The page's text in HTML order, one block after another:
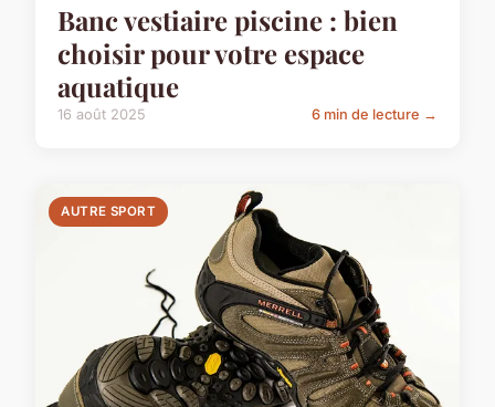
Banc vestiaire piscine : bien
choisir pour votre espace
aquatique
16 août 2025 6 min de lecture →
AUTRE SPORT